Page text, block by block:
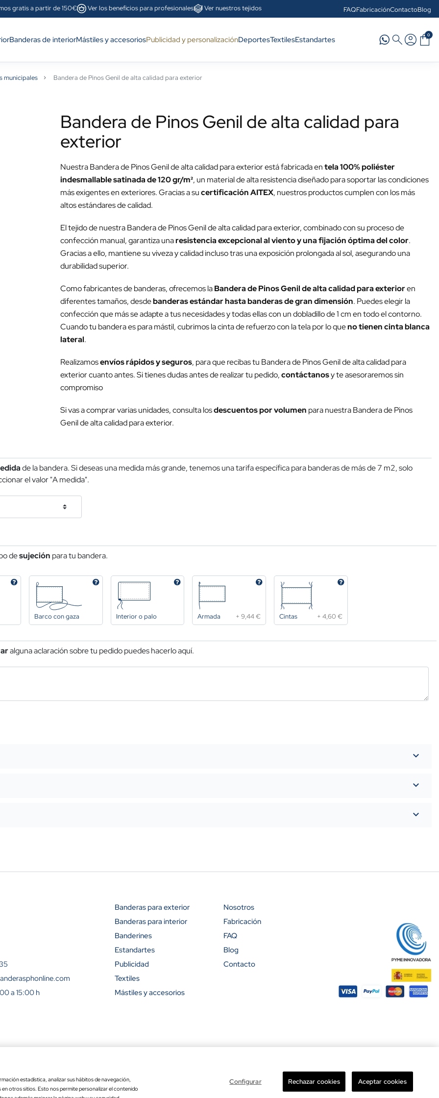
gratis a partir de 150€ Ver los beneficios para profesionales Ver nuestros tejidos FAQFabricaciónContactoBlog
Banderas de interiorMástiles y accesoriosPublicidad y personalizaciónDeportesTextilesEstandartes 0
municipales Bandera de Pinos Genil de alta calidad para exterior
Bandera de Pinos Genil de alta calidad para
exterior
Nuestra Bandera de Pinos Genil de alta calidad para exterior está fabricada entela 100% poliéster
indesmallable satinada de 120 gr/m², un material de alta resistencia diseñado para soportar las condiciones
más exigentes en exteriores. Gracias a sucertificación AITEX, nuestros productos cumplen con los más
altos estándares de calidad.
El tejido de nuestra Bandera de Pinos Genil de alta calidad para exterior, combinado con su proceso de
confección manual, garantiza unaresistencia excepcional al viento y una fijación óptima del color.
Gracias a ello, mantiene su viveza y calidad incluso tras una exposición prolongada al sol, asegurando una
durabilidad superior.
Como fabricantes de banderas, ofrecemos laBandera de Pinos Genil de alta calidad para exterioren
diferentes tamaños, desdebanderas estándar hasta banderas de gran dimensión. Puedes elegir la
confección que más se adapte a tus necesidades y todas ellas con un dobladillo de 1 cm en todo el contorno.
Cuando tu bandera es para mástil, cubrimos la cinta de refuerzo con la tela por lo queno tienen cinta blanca
lateral.
Realizamosenvíos rápidos y seguros, para que recibas tu Bandera de Pinos Genil de alta calidad para
exterior cuanto antes. Si tienes dudas antes de realizar tu pedido,contáctanosy te asesoraremos sin
compromiso
Si vas a comprar varias unidades, consulta losdescuentos por volumen para nuestra Bandera de Pinos
Genil de alta calidad para exterior.
de la bandera. Si deseas una medida más grande, tenemos una tarifa específica para banderas de más de 7 m2, solo
el valor "A medida".
desujeción para tu bandera.
Barco con gaza Interior o palo Armada +9,44 € Cintas +4,60 €
alguna aclaración sobre tu pedido puedes hacerlo aquí.
Precio por unidad Total
+ Añadir al carrito
Descuento (%)
31%
a 15:00 h
Banderas para exterior
Banderas para interior
Banderines
Estandartes
Publicidad
Textiles
Mástiles y accesorios
Nosotros
Fabricación
FAQ
Blog
Contacto
estadística, analizar sus hábitos de navegación,
otros sitios. Esto nos permite personalizar el contenido
Configurar Rechazar cookies Aceptar cookies